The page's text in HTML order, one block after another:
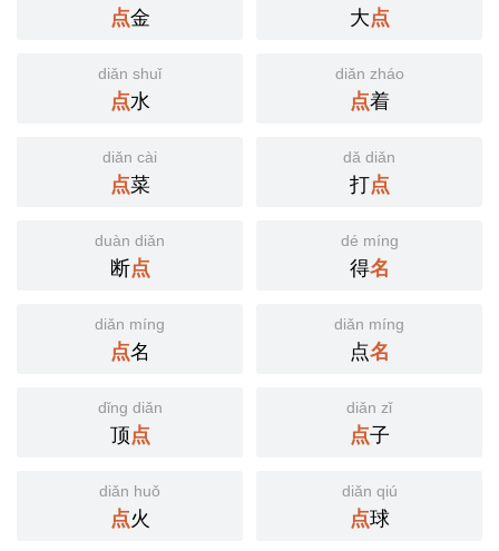
点金 大点
diǎn shuǐ
点水
diǎn zháo
点着
diǎn cài
点菜
dǎ diǎn
打点
duàn diǎn
断点
dé míng
得名
diǎn míng
点名
diǎn míng
点名
dǐng diǎn
顶点
diǎn zǐ
点子
diǎn huǒ
点火
diǎn qiú
点球